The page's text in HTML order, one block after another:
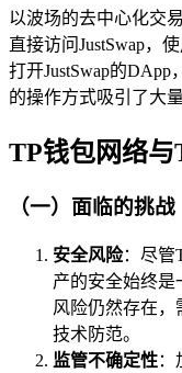
以波场的去中心化交
直接访问JustSwap，
打开JustSwap的
的操作方式吸引了大
TP钱包网络
（一）面临的挑战
安全风险：尽管
产的安全始终是
风险仍然存在，
技术防范。
监管不确定性：